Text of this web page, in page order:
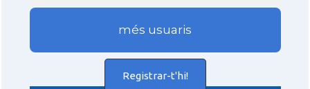
més usuaris
Registrar-t'hi!